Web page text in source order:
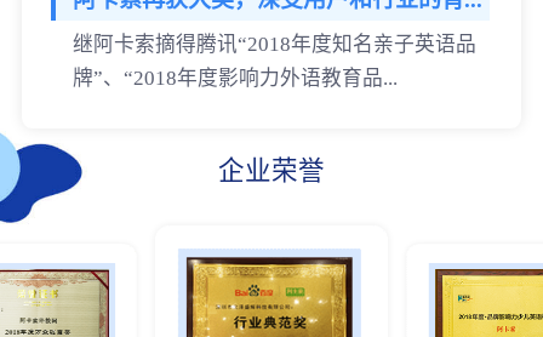
继阿卡索摘得腾讯“2018年度知名亲子英语品
牌”、“2018年度影响力外语教育品...
企业荣誉